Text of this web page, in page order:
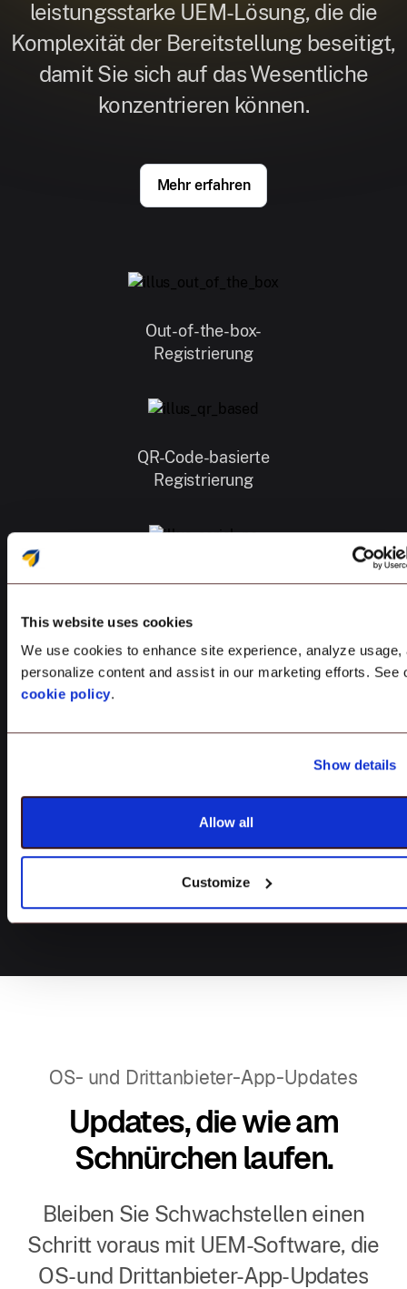
This website uses cookies
We use cookies to enhance site experience, analyze usage,
personalize content and assist in our marketing efforts. See
cookie policy.
Show details
Allow all
Customize
leistungsstarke UEM-Lösung, die die
Komplexität der Bereitstellung beseitigt,
damit Sie sich auf das Wesentliche
konzentrieren können.
Mehr erfahren
Out-of-the-box-
Registrierung
QR-Code-basierte
Registrierung
IMEI-/Seriennummer-
Registrierung
(AFW#)
OS- und Drittanbieter-App-Updates
Updates, die wie am
Schnürchen laufen.
Bleiben Sie Schwachstellen einen
Schritt voraus mit UEM-Software, die
OS- und Drittanbieter-App-Updates